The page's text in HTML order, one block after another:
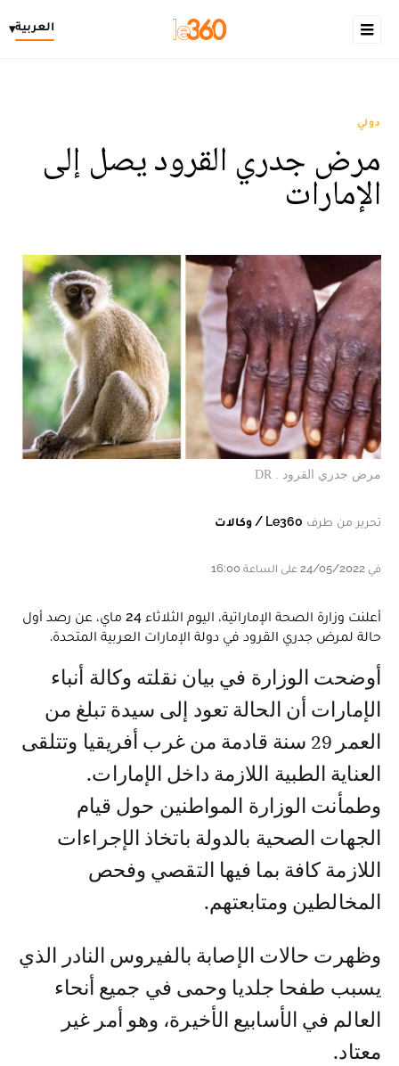
العربية▾
دولي
مرض جدري القرود يصل إلى
الإمارات
مرض جدري القرود . DR
تحرير من طرف Le360 / وكالات
في 24/05/2022 على الساعة 16:00
أعلنت وزارة الصحة الإماراتية، اليوم الثلاثاء 24 ماي، عن رصد أول
حالة لمرض جدري القرود في دولة الإمارات العربية المتحدة.
الإمارات أن الحالة تعود إلى سيدة تبلغ من
العمر 29 سنة قادمة من غرب أفريقيا وتتلقى
العناية الطبية اللازمة داخل الإمارات.
وطمأنت الوزارة المواطنين حول قيام
الجهات الصحية بالدولة باتخاذ الإجراءات
اللازمة كافة بما فيها التقصي وفحص
المخالطين ومتابعتهم.
وظهرت حالات الإصابة بالفيروس النادر الذي
يسبب طفحا جلديا وحمى في جميع أنحاء
العالم في الأسابيع الأخيرة، وهو أمر غير
معتاد.